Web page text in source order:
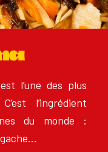
l’une des plus
l’ingrédient
du monde :